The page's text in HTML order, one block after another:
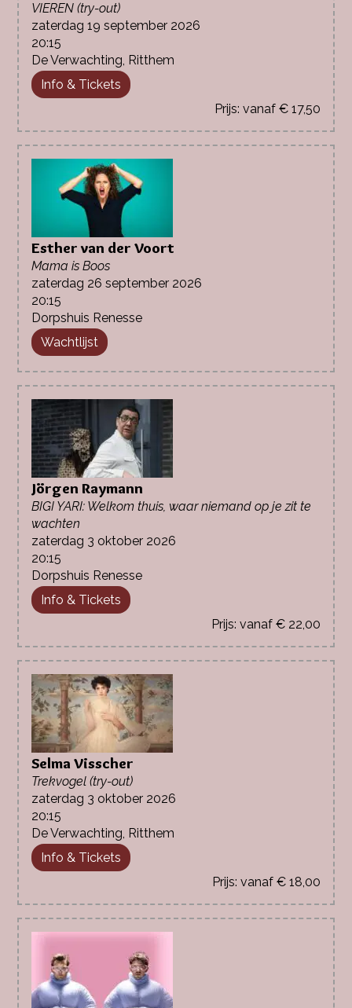
VIEREN (try-out)
zaterdag 19 september 2026
20:15
De Verwachting, Ritthem
Info & Tickets
vanaf € 17,50
Esther van der Voort
Mama is Boos
zaterdag 26 september 2026
20:15
Dorpshuis Renesse
Wachtlijst
Jörgen Raymann
BIGI YARI: Welkom thuis, waar niemand op je zit te
wachten
zaterdag 3 oktober 2026
20:15
Dorpshuis Renesse
Info & Tickets
vanaf € 22,00
Selma Visscher
Trekvogel (try-out)
zaterdag 3 oktober 2026
20:15
De Verwachting, Ritthem
Info & Tickets
vanaf € 18,00